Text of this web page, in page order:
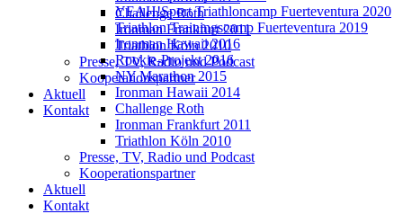
Challenge Roth
Ironman Frankfurt 2011
Triathlon Köln 2010
Presse, TV, Radio und Podcast
Kooperationspartner
Aktuell
Kontakt
YEAH!Sport Triathloncamp Fuerteventura 2020
Triathlon Trainingscamp Fuerteventura 2019
Ironman Hawaii 2016
Rookie-Projekt 2016
NY Marathon 2015
Ironman Hawaii 2014
Challenge Roth
Ironman Frankfurt 2011
Triathlon Köln 2010
Presse, TV, Radio und Podcast
Kooperationspartner
Aktuell
Kontakt